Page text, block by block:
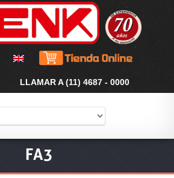
LLAMAR A (11) 4687 - 0000
FA3